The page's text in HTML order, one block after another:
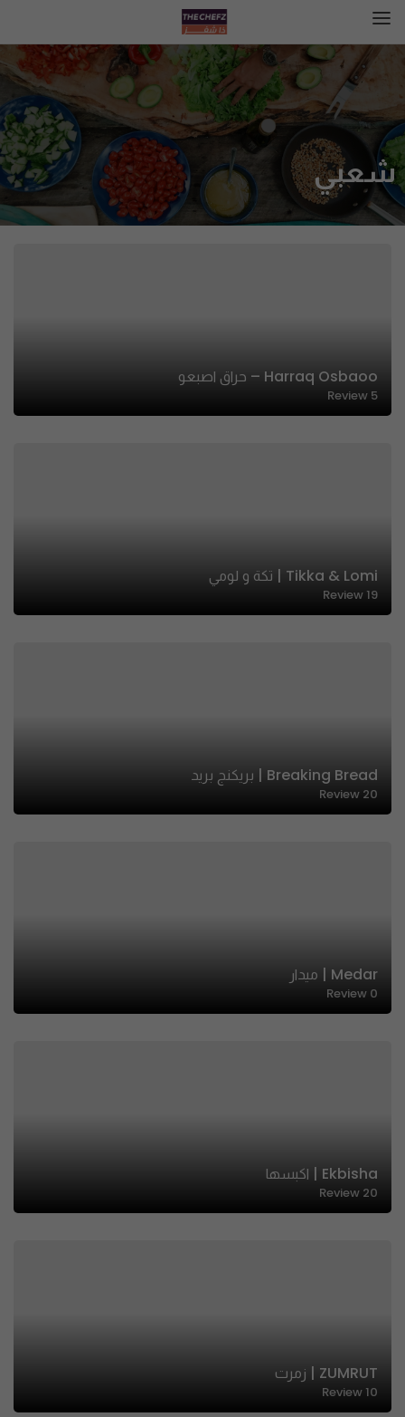
شعبي
Harraq Osbaoo – حراق اصبعو
5
Review
Tikka & Lomi | تكة و لومي
19
Review
Breaking Bread | بريكنج بريد
20
Review
Medar | ميدار
0
Review
Ekbisha | اكبسها
20
Review
ZUMRUT | زمرت
10
Review